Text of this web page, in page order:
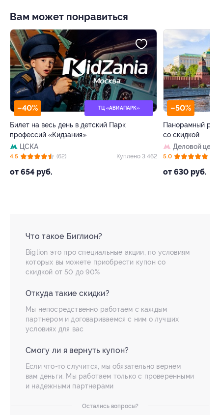
Вам может понравиться
–40% ТЦ «АВИАПАРК»
Билет на весь день в детский Парк
профессий «Кидзания»
ЦСКА
от 654 руб.
4.5 (62) Куплено 3 462
–50%
Панорамный
со скидкой
Деловой
от 630 руб.
5.0
Что такое Биглион?
Biglion это про специальные акции, по условиям
которых вы можете приобрести купон со
скидкой от 50 до 90%
Откуда такие скидки?
Мы непосредственно работаем с каждым
партнером и договариваемся с ним о лучших
условиях для вас
Смогу ли я вернуть купон?
Если что-то случится, мы обязательно вернем
вам деньги. Мы работаем только с проверенными
и надежными партнерами
Остались вопросы?